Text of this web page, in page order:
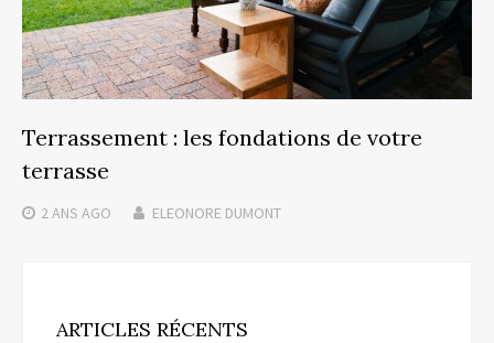
Terrassement : les fondations de votre
terrasse
2 ANS AGO ELEONORE DUMONT
ARTICLES RÉCENTS